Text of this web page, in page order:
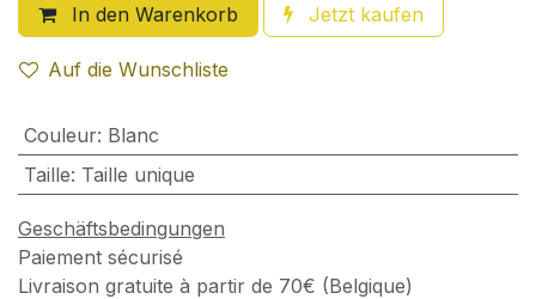
In den Warenkorb Jetzt kaufen
Auf die Wunschliste
Couleur: Blanc
Taille: Taille unique
Geschäftsbedingungen
Paiement sécurisé
Livraison gratuite à partir de 70€ (Belgique)